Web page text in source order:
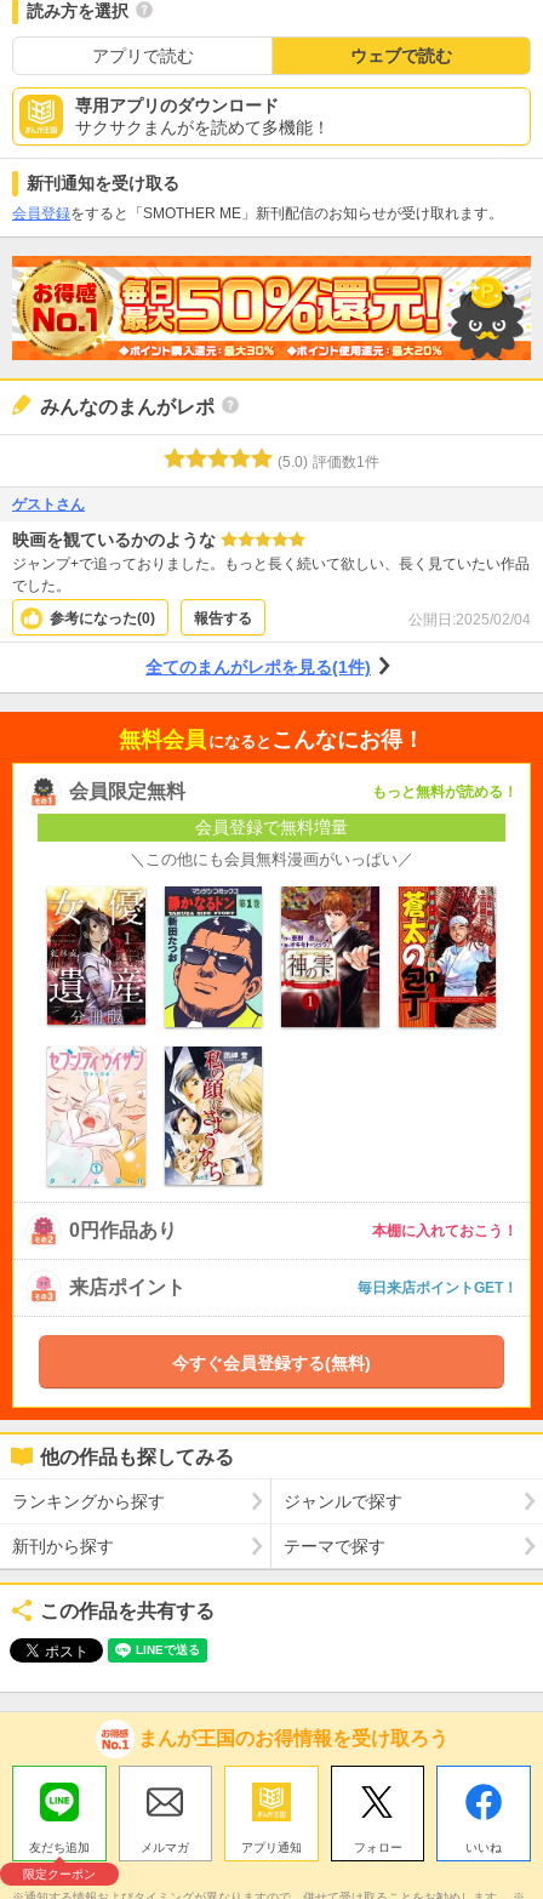
読み方を選択
アプリで読む ウェブで読む
専用アプリのダウンロード
サクサクまんがを読めて多機能！
新刊通知を受け取る
会員登録をすると「SMOTHER ME」新刊配信のお知らせが受け取れます。
みんなのまんがレポ
(5.0) 評価数1 件
ゲストさん
映画を観ているかのような
ジャンプ+で追っておりました。もっと長く続いて欲しい、長く見ていたい作品
でした。
参考になった(0) 報告する 公開日:2025/02/04
全てのまんがレポを見る(1件)
無料会員 になると こんなにお得！
会員限定無料 もっと無料が読める！
会員登録で無料増量
＼この他にも会員無料漫画がいっぱい／
0円作品あり 本棚に入れておこう！
来店ポイント 毎日来店ポイントGET！
今すぐ会員登録する(無料)
他の作品も探してみる
ランキングから探す ジャンルで探す
新刊から探す テーマで探す
この作品を共有する
まんが王国のお得情報を受け取ろう
友だち追加
限定クーポン
メルマガ アプリ通知 フォロー いいね